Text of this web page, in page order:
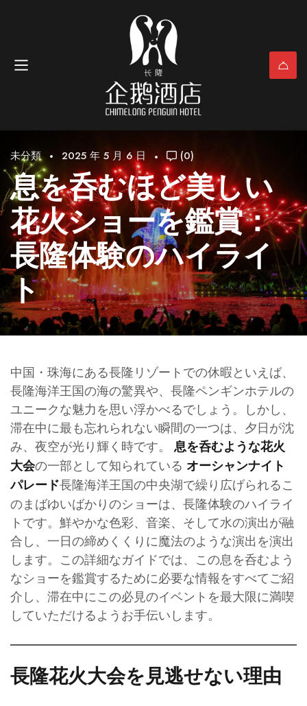
未分類 2025 年 5 月 6 日 (0)
息を呑むほど美しい
花火ショーを鑑賞：
長隆体験のハイライ
ト
中国・珠海にある長隆リゾートでの休暇といえば、
長隆海洋王国の海の驚異や、長隆ペンギンホテルの
ユニークな魅力を思い浮かべるでしょう。しかし、
滞在中に最も忘れられない瞬間の一つは、夕日が沈
み、夜空が光り輝く時です。 息を呑むような花火
大会の一部として知られている オーシャンナイト
パレード長隆海洋王国の中央湖で繰り広げられるこ
のまばゆいばかりのショーは、長隆体験のハイライ
トです。鮮やかな色彩、音楽、そして水の演出が融
合し、一日の締めくくりに魔法のような演出を演出
します。この詳細なガイドでは、この息を呑むよう
なショーを鑑賞するために必要な情報をすべてご紹
介し、滞在中にこの必見のイベントを最大限に満喫
していただけるようお手伝いします。
長隆花火大会を見逃せない理由